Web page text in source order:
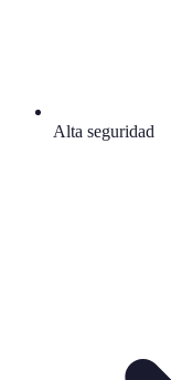
Alta seguridad